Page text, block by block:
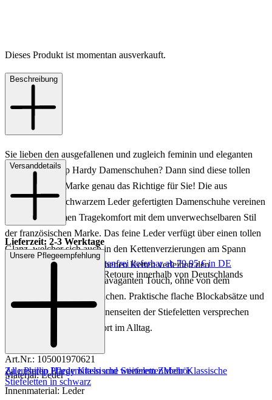
Dieses Produkt ist momentan ausverkauft.
Beschreibung
Sie lieben den ausgefallenen und zugleich feminin und eleganten
Look von Phillip Hardy Damenschuhen? Dann sind diese tollen
Stiefeletten der Marke genau das Richtige für Sie! Die aus
hochwertigem schwarzem Leder gefertigten Damenschuhe vereinen
einen angenehmen Tragekomfort mit dem unverwechselbaren Stil
der französischen Marke. Das feine Leder verfügt über einen tollen
Glanz, welcher sich auch in den Kettenverzierungen am Spann
widerspiegelt. Die goldfarbenen Ketten verleihen den
Damenschuhen einen extravaganten Touch, ohne von dem
klassischen Look abzuweichen. Praktische flache Blockabsätze und
Reißverschlüsse an den Innenseiten der Stiefeletten versprechen
zudem einen tollen Komfort im Alltag.
Art.Nr.: 105001970621
Material: Leder
Innenmaterial: Leder
Versanddetails
Lieferzeit: 2-3 Werktage
Keine Versandkosten:
kostenfrei lieferbar ab 79,95 € in DE
Einfache und Kostenlose Retoure innerhalb von Deutschlands
Unsere Pflegeempfehlung
Zu unseren Pflegemitteln und weiterem Zubehör
Alle Phillip Hardy Klassische StiefelettenMehr Klassische
Stiefeletten in schwarz